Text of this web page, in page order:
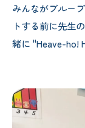
みんながブルー
トする前に先生
緒に "Heave-ho!